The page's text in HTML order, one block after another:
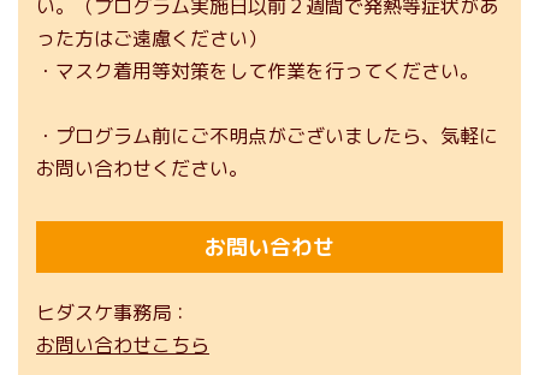
い。（プログラム実施日以前２週間で発熱等症状があ
った方はご遠慮ください）
・マスク着用等対策をして作業を行ってください。
・プログラム前にご不明点がございましたら、気軽に
お問い合わせください。
お問い合わせ
ヒダスケ事務局
お問い合わせこちら